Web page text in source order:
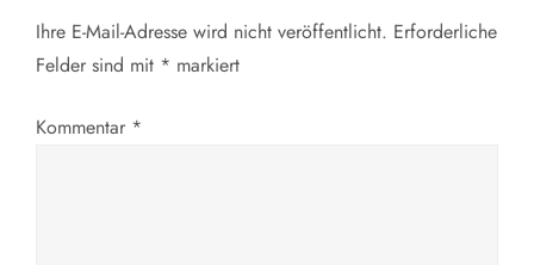
Ihre E-Mail-Adresse wird nicht veröffentlicht. Erforderliche
Felder sind mit * markiert
Kommentar *